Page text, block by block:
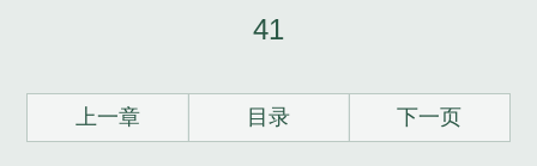
41
上一章 目录 下一页